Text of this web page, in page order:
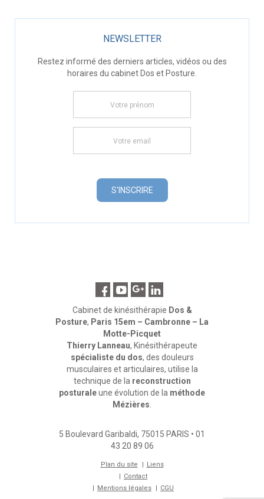
NEWSLETTER
Restez informé des derniers articles, vidéos ou des
horaires du cabinet Dos et Posture.
Cabinet de kinésithérapie Dos &
Posture, Paris 15em – Cambronne – La
Motte-Picquet
Thierry Lanneau, Kinésithérapeute
spécialiste du dos, des douleurs
musculaires et articulaires, utilise la
technique de la reconstruction
posturaleune évolution de la méthode
Mézières
5 Boulevard Garibaldi, 75015 PARIS • 01
43 20 89 06
Plan du site
Liens
Contact
Mentions légales
CGU